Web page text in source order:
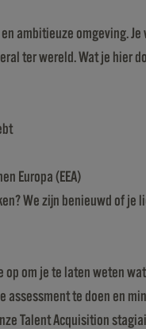
ambitieuze omgeving.
ter wereld. Wat je hier
Europa (EEA)
We zijn benieuwd of
om je te laten weten
te doen en
Talent Acquisition